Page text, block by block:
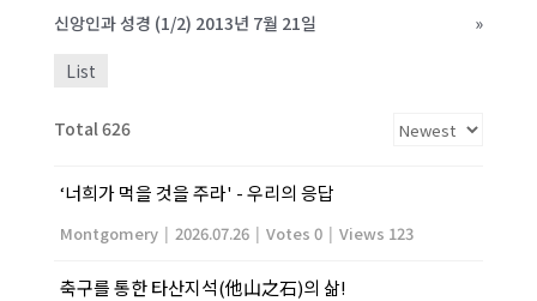
신앙인과 성경 (1/2) 2013년 7월 21일
»
List
Total 626
‘너희가 먹을 것을 주라' - 우리의 응답
Montgomery | 2026.07.26 | Votes 0 | Views 123
축구를 통한 타산지석(他山之石)의 삶!